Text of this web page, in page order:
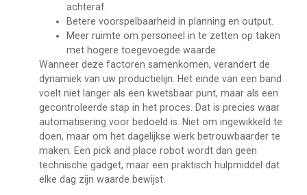
achteraf.
Betere voorspelbaarheid in planning en output.
Meer ruimte om personeel in te zetten op taken
met hogere toegevoegde waarde.
Wanneer deze factoren samenkomen, verandert de
dynamiek van uw productielijn. Het einde van een band
voelt niet langer als een kwetsbaar punt, maar als een
gecontroleerde stap in het proces. Dat is precies waar
automatisering voor bedoeld is. Niet om ingewikkeld te
doen, maar om het dagelijkse werk betrouwbaarder te
maken. Een pick and place robot wordt dan geen
technische gadget, maar een praktisch hulpmiddel dat
elke dag zijn waarde bewijst.